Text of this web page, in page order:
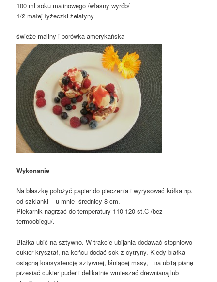
100 ml soku malinowego /własny wyrób/
1/2 małej łyżeczki żelatyny
świeże maliny i borówka amerykańska
Wykonanie
Na blaszkę położyć papier do pieczenia i wyrysować kółka np.
od szklanki – u mnie średnicy 8 cm.
Piekarnik nagrzać do temperatury 110-120 st.C /bez
termoobiegu/.
Białka ubić na sztywno. W trakcie ubijania dodawać stopniowo
cukier kryształ, na końcu dodać sok z cytryny. Kiedy białka
osiągną konsystencję sztywnej, lśniącej masy, na ubitą pianę
przesiać cukier puder i delikatnie wmieszać drewnianą lub